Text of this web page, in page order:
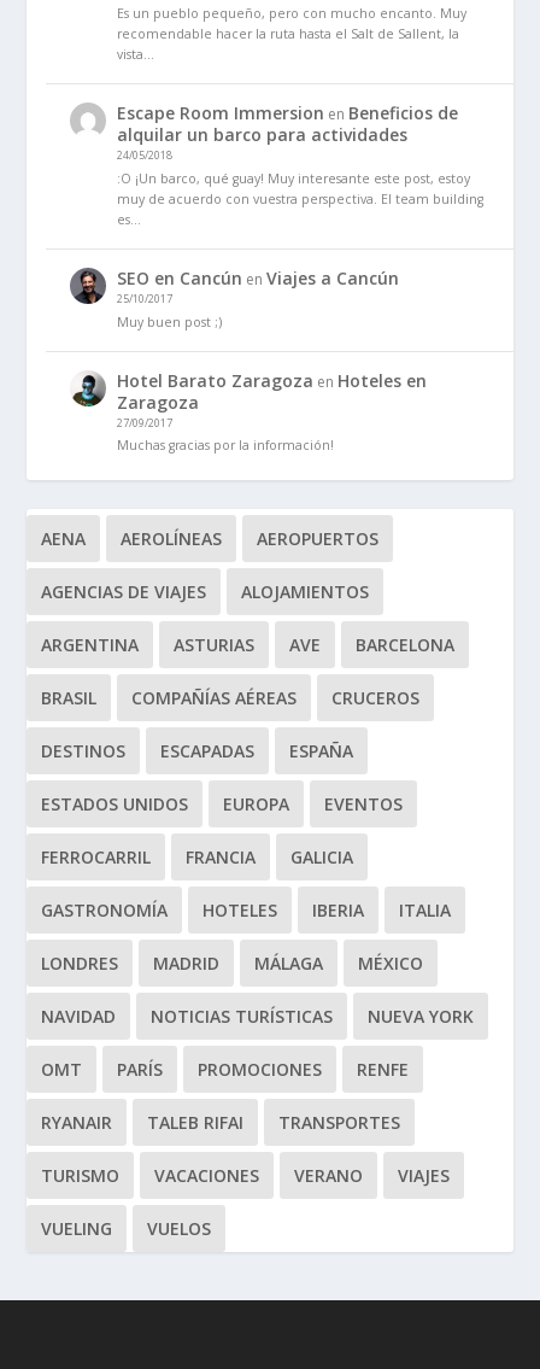
Es un pueblo pequeño, pero con mucho encanto. Muy
recomendable hacer la ruta hasta el Salt de Sallent, la
vista…
Escape Room Immersion en Beneficios de
alquilar un barco para actividades
24/05/2018
:O ¡Un barco, qué guay! Muy interesante este post, estoy
muy de acuerdo con vuestra perspectiva. El team building
es…
SEO en Cancún enViajes a Cancún
25/10/2017
Muy buen post ;)
Hotel Barato Zaragoza en Hoteles en
Zaragoza
27/09/2017
Muchas gracias por la información!
AENA AEROLÍNEAS AEROPUERTOS
AGENCIAS DE VIAJES ALOJAMIENTOS
ARGENTINA ASTURIAS AVE BARCELONA
BRASIL COMPAÑÍAS AÉREAS CRUCEROS
DESTINOS ESCAPADAS ESPAÑA
ESTADOS UNIDOS EUROPA EVENTOS
FERROCARRIL FRANCIA GALICIA
GASTRONOMÍA HOTELES IBERIA ITALIA
LONDRES MADRID MÁLAGA MÉXICO
NAVIDAD NOTICIAS TURÍSTICAS NUEVA YORK
OMT PARÍS PROMOCIONES RENFE
RYANAIR TALEB RIFAI TRANSPORTES
TURISMO VACACIONES VERANO VIAJES
VUELING VUELOS